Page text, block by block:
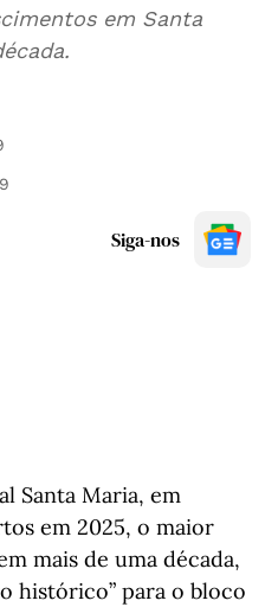
em Santa
Siga-nos
Santa Maria, em
em 2025, o maior
mais de uma década,
histórico” para o bloco